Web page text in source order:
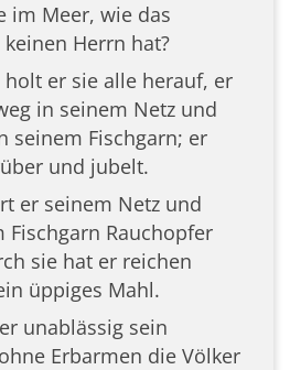
im Meer, wie das
Herrn hat?
er sie alle herauf, er
in seinem Netz und
seinem Fischgarn; er
und jubelt.
er seinem Netz und
Fischgarn Rauchopfer
sie hat er reichen
üppiges Mahl.
unablässig sein
Erbarmen die Völker